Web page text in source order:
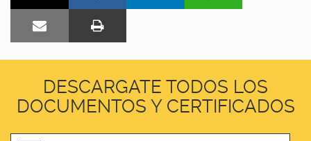
DESCARGATE TODOS LOS
DOCUMENTOS Y CERTIFICADOS